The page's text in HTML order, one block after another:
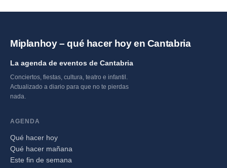
Miplanhoy – qué hacer hoy en Cantabria
La agenda de eventos de Cantabria
Conciertos, fiestas, cultura, teatro e infantil.
Actualizado a diario para que no te pierdas
nada.
AGENDA
Qué hacer hoy
Qué hacer mañana
Este fin de semana